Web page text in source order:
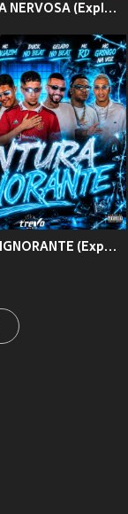
PIROCADA NERVOSA (Explicit)
CINTURA IGNORANTE (Explicit)